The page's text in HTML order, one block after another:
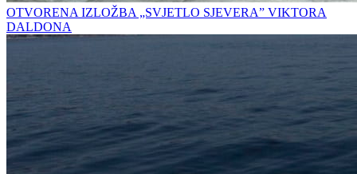
OTVORENA IZLOŽBA „SVJETLO SJEVERA” VIKTORA
DALDONA